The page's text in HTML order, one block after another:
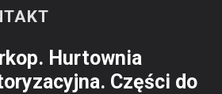
Hurtownia
Części do